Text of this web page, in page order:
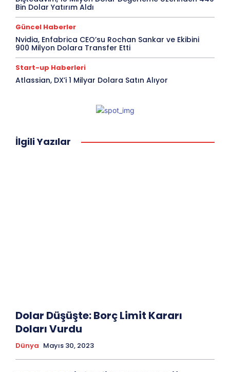
Bin Dolar Yatırım Aldı
Güncel Haberler
Nvidia, Enfabrica CEO’su Rochan Sankar ve Ekibini
900 Milyon Dolara Transfer Etti
Start-up Haberleri
Atlassian, DX’i 1 Milyar Dolara Satın Alıyor
İlgili Yazılar
Dolar Düşüşte: Borç Limit Kararı
Doları Vurdu
Dünya Mayıs 30, 2023